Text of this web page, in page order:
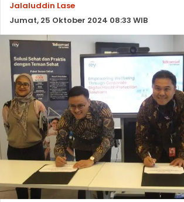
Jalaluddin Lase
Jumat, 25 Oktober 2024 08:33 WIB